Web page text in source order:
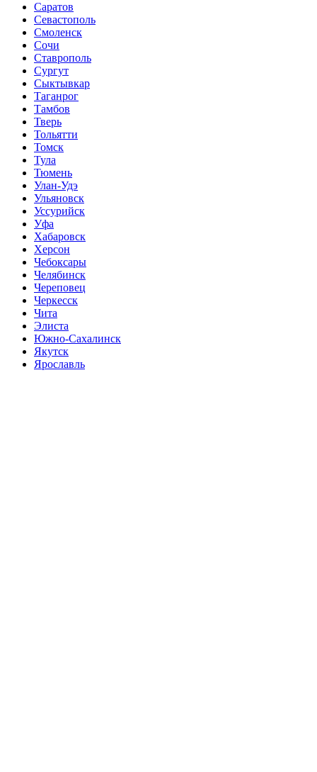
Саратов
Севастополь
Смоленск
Сочи
Ставрополь
Сургут
Сыктывкар
Таганрог
Тамбов
Тверь
Тольятти
Томск
Тула
Тюмень
Улан-Удэ
Ульяновск
Уссурийск
Уфа
Хабаровск
Херсон
Чебоксары
Челябинск
Череповец
Черкесск
Чита
Элиста
Южно-Сахалинск
Якутск
Ярославль